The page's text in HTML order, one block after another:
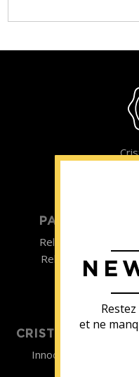
PARTICULIER
Relooking homme
Relooking femme
CRISTINA
Innocence en Danger
et ne